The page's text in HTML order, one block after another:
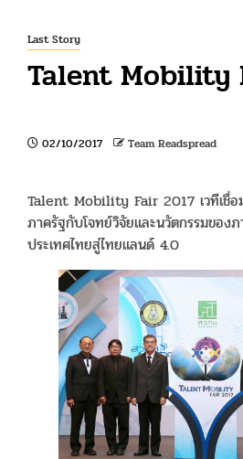
Last Story
Talent Mobility
02/10/2017 Team Readspread
Talent Mobility Fair 2017 เวทีเชื่อ
ภาครัฐกับโจทย์วิจัยและนวัตกรรมของ
ประเทศไทยสู่ไทยแลนด์ 4.0